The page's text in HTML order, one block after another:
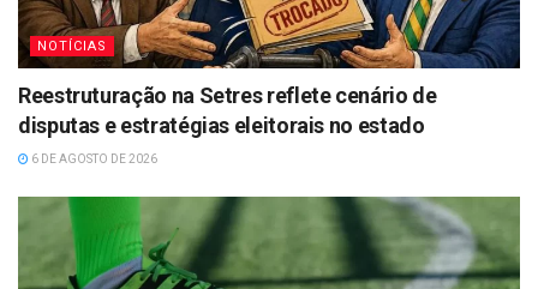
NOTÍCIAS
Reestruturação na Setres reflete cenário de
disputas e estratégias eleitorais no estado
6 DE AGOSTO DE 2026